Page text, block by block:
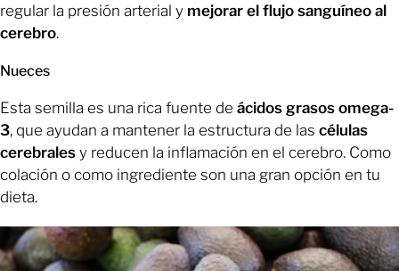
regular la presión arterial y mejorar el flujo sanguíneo al
cerebro.
Nueces
Esta semilla es una rica fuente de ácidos grasos omega-
3, que ayudan a mantener la estructura de las células
cerebrales y reducen la inflamación en el cerebro. Como
colación o como ingrediente son una gran opción en tu
dieta.